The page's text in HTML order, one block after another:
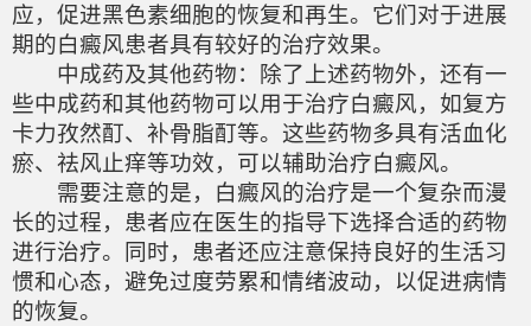
应，促进黑色素细胞的恢复和再生。它们对于进展
期的白癜风患者具有较好的治疗效果。
中成药及其他药物：除了上述药物外，还有一
些中成药和其他药物可以用于治疗白癜风，如复方
卡力孜然酊、补骨脂酊等。这些药物多具有活血化
瘀、祛风止痒等功效，可以辅助治疗白癜风。
需要注意的是，白癜风的治疗是一个复杂而漫
长的过程，患者应在医生的指导下选择合适的药物
进行治疗。同时，患者还应注意保持良好的生活习
惯和心态，避免过度劳累和情绪波动，以促进病情
的恢复。